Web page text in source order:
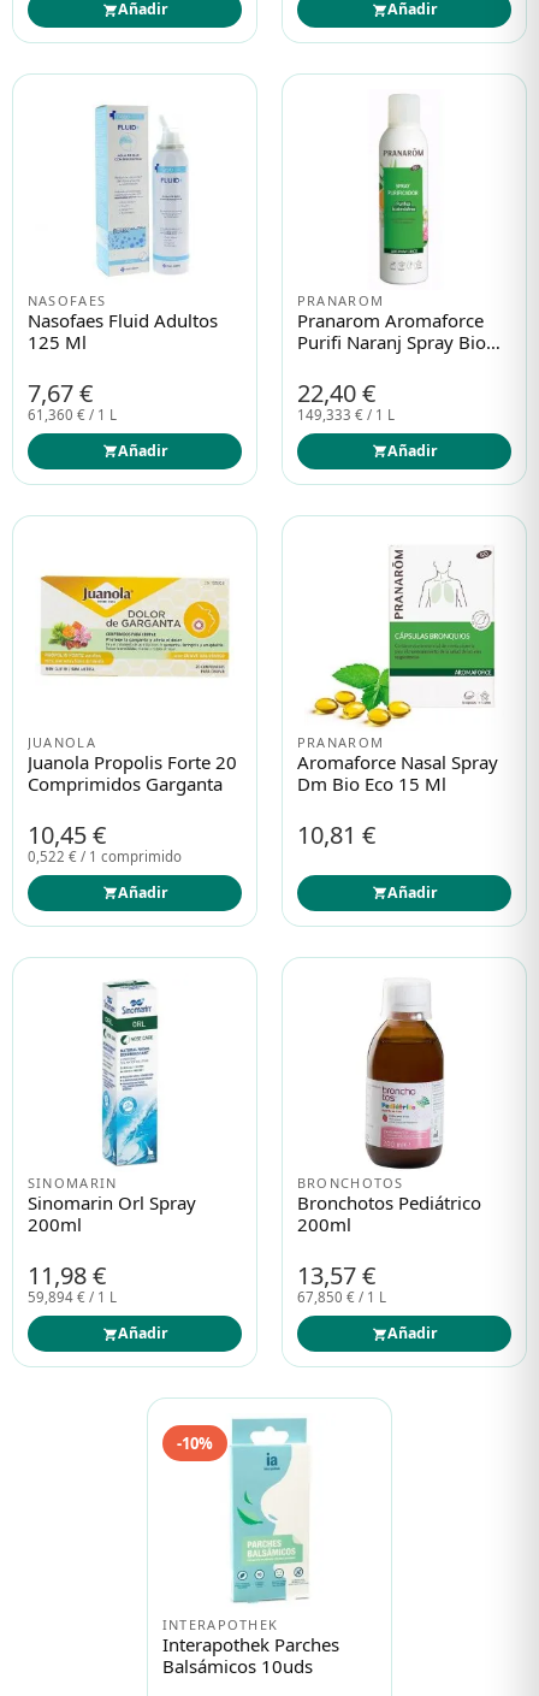
Añadir Añadir
NASOFAES
Nasofaes Fluid Adultos
125 Ml
7,67 €
61,360 € / 1 L
Añadir
PRANAROM
Pranarom Aromaforce
Purifi Naranj Spray Bio
22,40 €
149,333 € / 1 L
Añadir
JUANOLA
Juanola Propolis Forte 20
Comprimidos Garganta
10,45 €
0,522 € / 1 comprimido
Añadir
PRANAROM
Aromaforce Nasal Spray
Dm Bio Eco 15 Ml
10,81 €
Añadir
SINOMARIN
Sinomarin Orl Spray
200ml
11,98 €
59,894 € / 1 L
Añadir
BRONCHOTOS
Bronchotos Pediátrico
200ml
13,57 €
67,850 € / 1 L
Añadir
INTERAPOTHEK
Interapothek Parches
Balsámicos 10uds
-10%